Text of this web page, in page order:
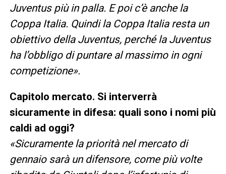
Juventus più in palla. E poi c’è anche la
Coppa Italia. Quindi la Coppa Italia resta un
obiettivo della Juventus, perché la Juventus
ha l’obbligo di puntare al massimo in ogni
competizione».
Capitolo mercato. Si interverrà
sicuramente in difesa: quali sono i nomi più
caldi ad oggi?
«Sicuramente la priorità nel mercato di
gennaio sarà un difensore, come più volte